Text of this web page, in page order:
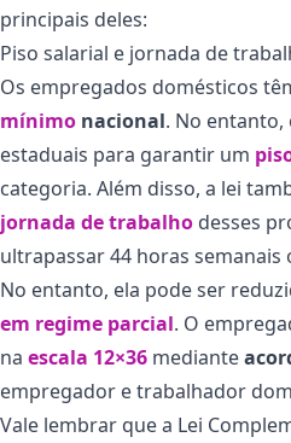
principais deles:
Piso salarial e jornada de
Os empregados domésticos
mínimo nacional. No entanto,
estaduais para garantir um
categoria. Além disso, a lei
jornada de trabalho desses
ultrapassar 44 horas semanais
No entanto, ela pode ser
em regime parcial. O
na escala 12×36 mediante
empregador e trabalhador
Vale lembrar que a Lei